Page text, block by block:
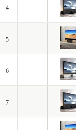
4
5
6
7